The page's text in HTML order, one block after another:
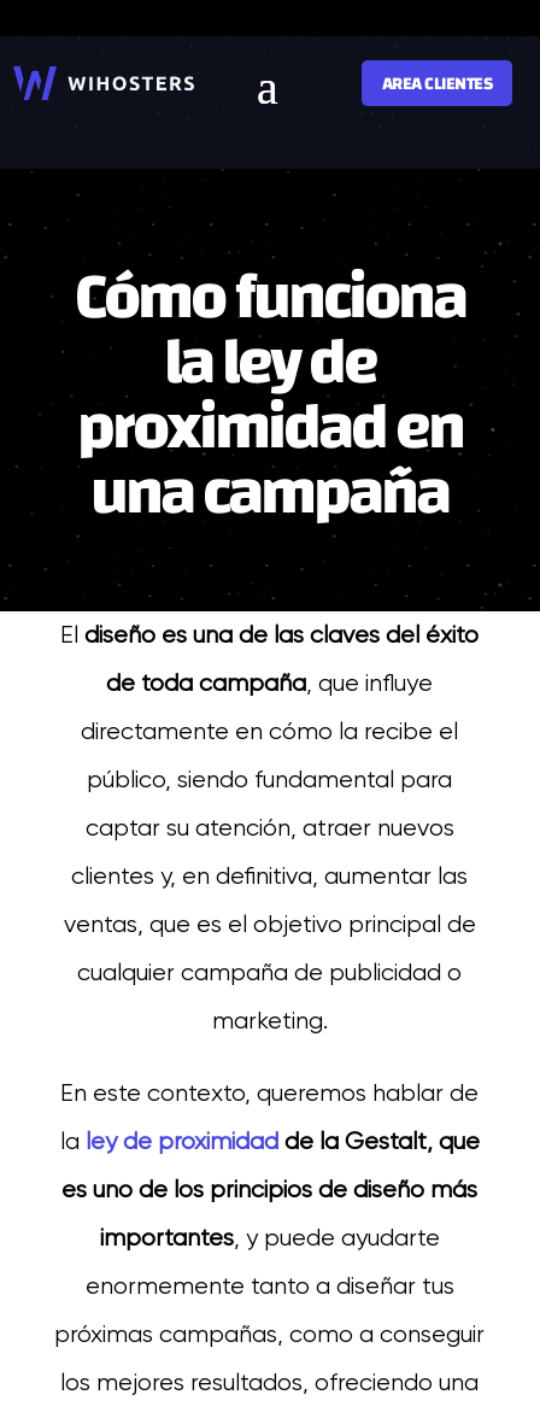
AREA CLIENTES
Cómo funciona
la ley de
proximidad en
una campaña
Eldiseño es una de las claves del éxito
de toda campaña, que influye
directamente en cómo la recibe el
público, siendo fundamental para
captar su atención, atraer nuevos
clientes y, en definitiva, aumentar las
ventas, que es el objetivo principal de
cualquier campaña de publicidad o
marketing.
En este contexto, queremos hablar de
la ley de proximidad de la Gestalt, que
es uno de los principios de diseño más
importantes, y puede ayudarte
enormemente tanto a diseñar tus
próximas campañas, como a conseguir
los mejores resultados, ofreciendo una